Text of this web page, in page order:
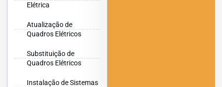
Elétrica
Atualização de
Quadros Elétricos
Substituição de
Quadros Elétricos
Instalação de Sistemas